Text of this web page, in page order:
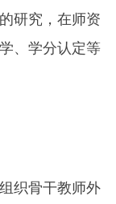
研究，在师资
、学分认定等
织骨干教师外